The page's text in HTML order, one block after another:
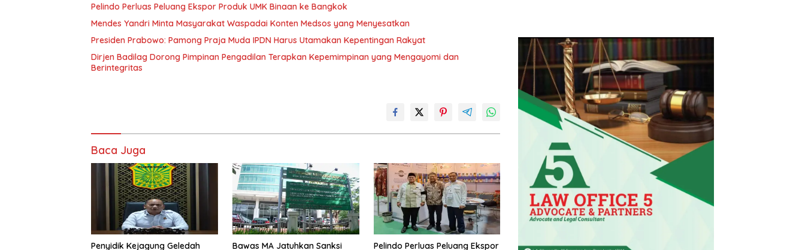
Pelindo Perluas Peluang Ekspor Produk UMK Binaan ke Bangkok
Mendes Yandri Minta Masyarakat Waspadai Konten Medsos yang Menyesatkan
Presiden Prabowo: Pamong Praja Muda IPDN Harus Utamakan Kepentingan Rakyat
Dirjen Badilag Dorong Pimpinan Pengadilan Terapkan Kepemimpinan yang Mengayomi dan
Berintegritas
Baca Juga
Penyidik Kejagung Geledah Bawas MA Jatuhkan Sanksi Pelindo Perluas Peluang Ekspor